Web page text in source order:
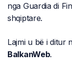
nga Guardia di
shqiptare.
Lajmi u bë i ditur
BalkanWeb.